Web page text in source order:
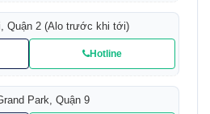
Quận 2 (Alo trước khi tới)
Hotline
Park, Quận 9